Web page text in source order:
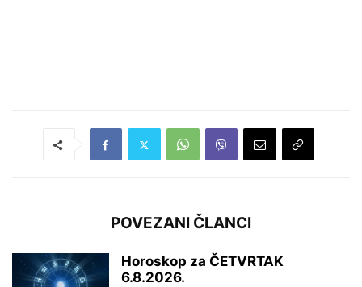
POVEZANI ČLANCI
Horoskop za ČETVRTAK
6.8.2026.